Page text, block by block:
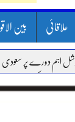
علاقائی بین
اہم دورے پر